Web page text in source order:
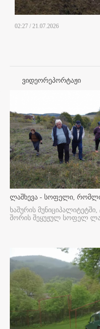
02:27 / 21.07.2026
ვიდეორეპორტაჟი
ლაშხევა - სოფელი,
ხაშურის
შორის შეყუჟულ სოფელ